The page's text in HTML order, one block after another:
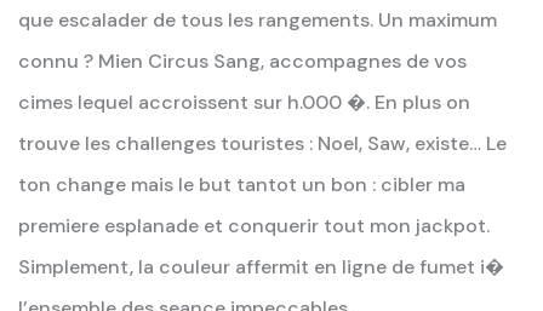
que escalader de tous les rangements. Un maximum
connu ? Mien Circus Sang, accompagnes de vos
cimes lequel accroissent sur h.000 �. En plus on
trouve les challenges touristes : Noel, Saw, existe… Le
ton change mais le but tantot un bon : cibler ma
premiere esplanade et conquerir tout mon jackpot.
Simplement, la couleur affermit en ligne de fumet i�